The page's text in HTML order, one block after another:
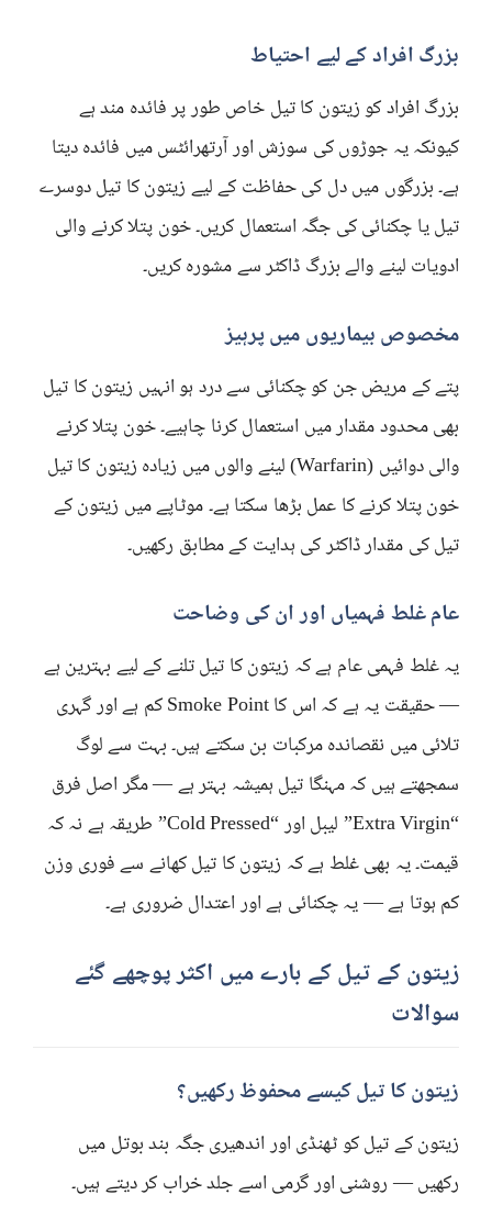
بزرگ افراد کے لیے احتیاط
بزرگ افراد کو زیتون کا تیل خاص طور پر فائدہ مند ہے
کیونکہ یہ جوڑوں کی سوزش اور آرتھرائٹس میں فائدہ دیتا
ہے۔ بزرگوں میں دل کی حفاظت کے لیے زیتون کا تیل دوسرے
تیل یا چکنائی کی جگہ استعمال کریں۔ خون پتلا کرنے والی
ادویات لینے والے بزرگ ڈاکٹر سے مشورہ کریں۔
مخصوص بیماریوں میں پرہیز
پتے کے مریض جن کو چکنائی سے درد ہو انہیں زیتون کا تیل
بھی محدود مقدار میں استعمال کرنا چاہیے۔ خون پتلا کرنے
والی دوائیں (Warfarin) لینے والوں میں زیادہ زیتون کا تیل
خون پتلا کرنے کا عمل بڑھا سکتا ہے۔ موٹاپے میں زیتون کے
تیل کی مقدار ڈاکٹر کی ہدایت کے مطابق رکھیں۔
عام غلط فہمیاں اور ان کی وضاحت
یہ غلط فہمی عام ہے کہ زیتون کا تیل تلنے کے لیے بہترین ہے
— حقیقت یہ ہے کہ اس کا Smoke Point کم ہے اور گہری
تلائی میں نقصاندہ مرکبات بن سکتے ہیں۔ بہت سے لوگ
سمجھتے ہیں کہ مہنگا تیل ہمیشہ بہتر ہے — مگر اصل فرق
“Extra Virgin” لیبل اور “Cold Pressed” طریقہ ہے نہ کہ
قیمت۔ یہ بھی غلط ہے کہ زیتون کا تیل کھانے سے فوری وزن
کم ہوتا ہے — یہ چکنائی ہے اور اعتدال ضروری ہے۔
زیتون کے تیل کے بارے میں اکثر پوچھے گئے
سوالات
زیتون کا تیل کیسے محفوظ رکھیں؟
زیتون کے تیل کو ٹھنڈی اور اندھیری جگہ بند بوتل میں
رکھیں — روشنی اور گرمی اسے جلد خراب کر دیتے ہیں۔